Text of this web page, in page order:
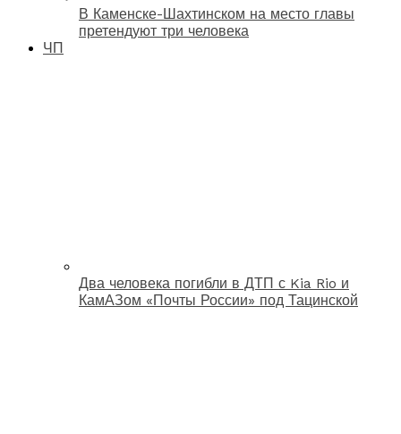
В Каменске-Шахтинском на место главы
претендуют три человека
ЧП
Два человека погибли в ДТП с Kia Rio и
КамАЗом «Почты России» под Тацинской